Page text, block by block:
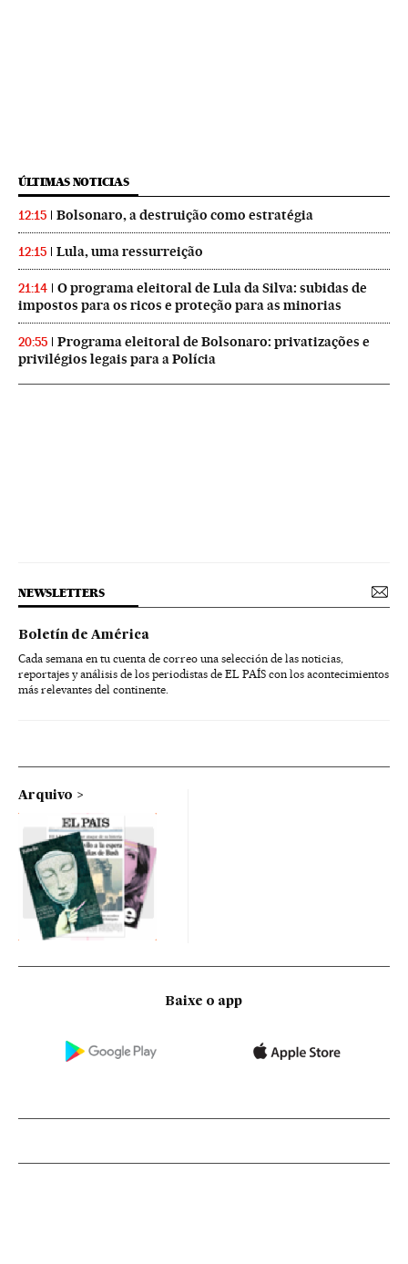
ÚLTIMAS NOTICIAS
12:15 Bolsonaro, a destruição como estratégia
12:15 Lula, uma ressurreição
21:14
O programa eleitoral de Lula da Silva: subidas de
impostos para os ricos e proteção para as minorias
20:55
Programa eleitoral de Bolsonaro: privatizações e
privilégios legais para a Polícia
NEWSLETTERS
Boletín de América
Cada semana en tu cuenta de correo una selección de las noticias,
reportajes y análisis de los periodistas de EL PAÍS con los acontecimientos
más relevantes del continente.
Arquivo
Baixe o app